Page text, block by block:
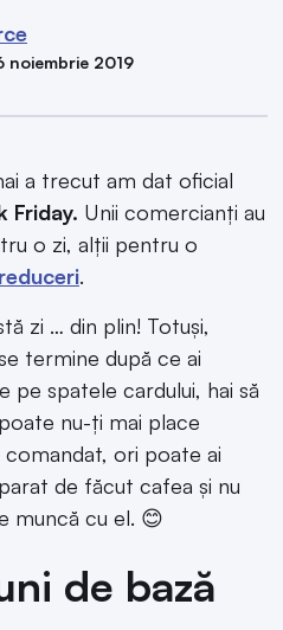
noiembrie 2019
a trecut am dat oficial
Friday. Unii comercianți au
o zi, alții pentru o
.
zi … din plin! Totuși,
termine după ce ai
spatele cardului, hai să
nu-ți mai place
ori poate ai
de făcut cafea și nu
muncă cu el. 😊
de bază